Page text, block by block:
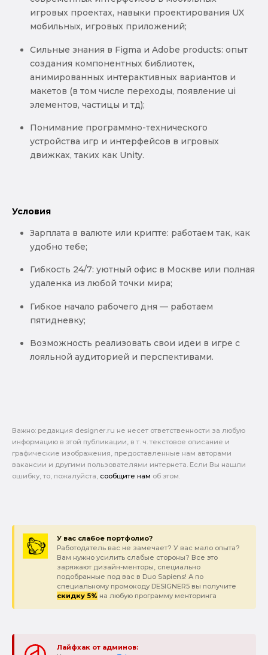
игровых проектах, навыки проектирования UX
мобильных, игровых приложений;
Сильные знания в Figma и Adobe products: опыт
создания компонентных библиотек,
анимированных интерактивных вариантов и
макетов (в том числе переходы, появление ui
элементов, частицы и тд);
Понимание программно-технического
устройства игр и интерфейсов в игровых
движках, таких как Unity.
Условия
Зарплата в валюте или крипте: работаем так, как
удобно тебе;
Гибкость 24/7: уютный офис в Москве или полная
удаленка из любой точки мира;
Гибкое начало рабочего дня — работаем
пятидневку;
Возможность реализовать свои идеи в игре с
лояльной аудиторией и перспективами.
Важно: pедакция designer.ru не несет ответственности за любую
информацию в этой публикации, в т. ч. текстовое описание и
графические изображения, предоставленные нам авторами
вакансии и другими пользователями интернета. Если Вы нашли
ошибку, то, пожалуйста, сообщите нам об этом.
У вас слабое портфолио?
Работодатель вас не замечает? У вас мало опыта?
Вам нужно усилить слабые стороны? Все это
заряжают дизайн-менторы, специально
подобранные под вас в Duo Sapiens! А по
специальному промокоду DESIGNER5 вы получите
скидку 5% на любую программу менторинга
Лайфхак от админов: